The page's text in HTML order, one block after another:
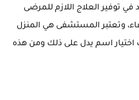
توفير العلاج اللازم للمرضى
وتعتبر المستشفى هي المنزل
اختيار اسم يدل على ذلك ومن هذه